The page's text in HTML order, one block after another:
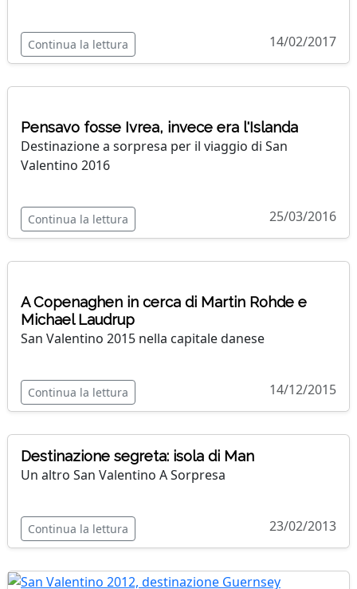
Continua la lettura 14/02/2017
Pensavo fosse Ivrea, invece era l'Islanda
Destinazione a sorpresa per il viaggio di San
Valentino 2016
Continua la lettura 25/03/2016
A Copenaghen in cerca di Martin Rohde e
Michael Laudrup
San Valentino 2015 nella capitale danese
Continua la lettura 14/12/2015
Destinazione segreta: isola di Man
Un altro San Valentino A Sorpresa
Continua la lettura 23/02/2013